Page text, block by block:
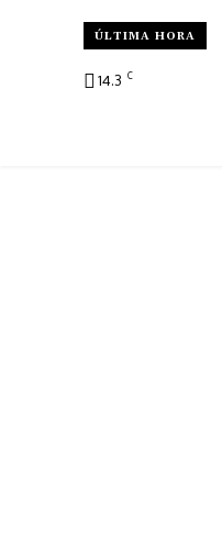
ÚLTIMA HORA
14.3 C